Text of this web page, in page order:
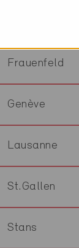
Frauenfeld
Genève
Lausanne
St.Gallen
Stans